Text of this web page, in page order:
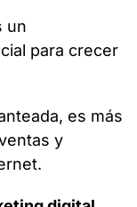
un
para crecer
es más
y